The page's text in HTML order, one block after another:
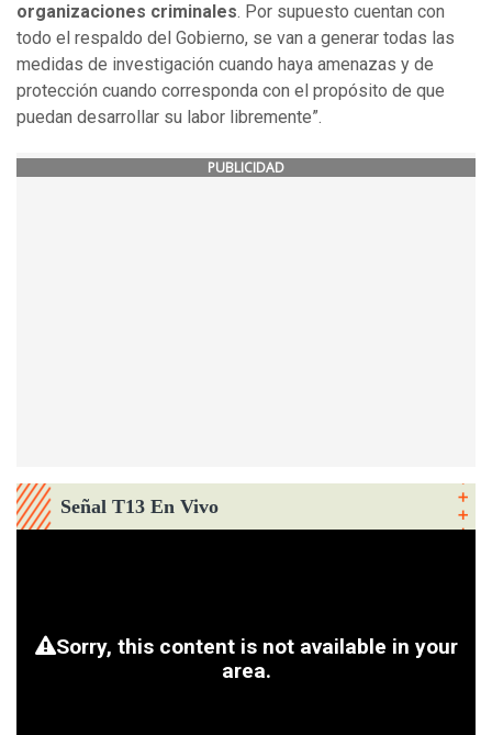
organizaciones criminales. Por supuesto cuentan con
todo el respaldo del Gobierno, se van a generar todas las
medidas de investigación cuando haya amenazas y de
protección cuando corresponda con el propósito de que
puedan desarrollar su labor libremente”.
PUBLICIDAD
Señal T13 En Vivo